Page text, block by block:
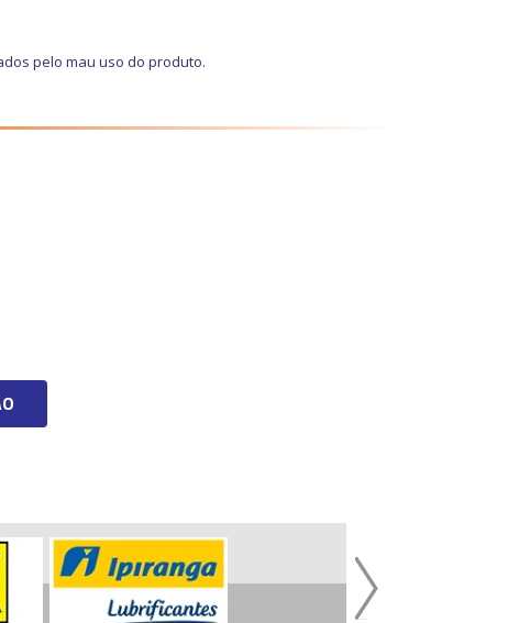
pelo mau uso do produto.